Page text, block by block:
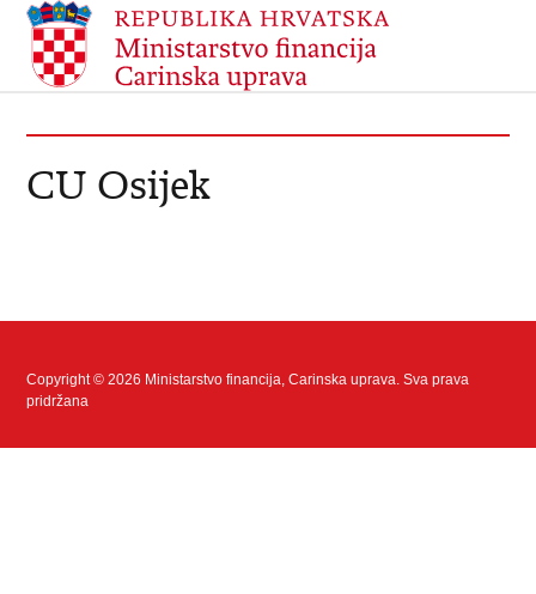
CU Osijek
Copyright © 2026 Ministarstvo financija, Carinska uprava. Sva prava
pridržana